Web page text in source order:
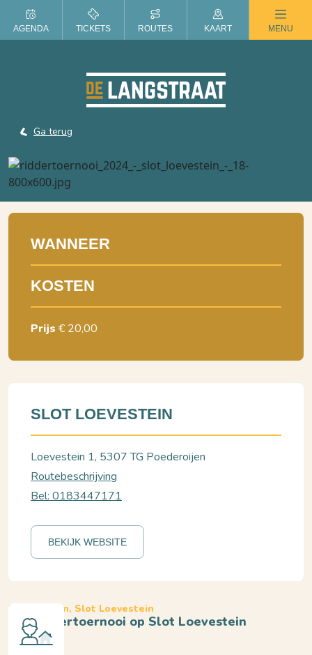
ZOMER IN DE LANGSTRAAT
Ga terug
Poederoijen, Slot Loevestein
Hét riddertoernooi op Slot Loevestein
WANNEER
KOSTEN
Prijs € 20,00
SLOT LOEVESTEIN
Loevestein 1, 5307 TG Poederoijen
Routebeschrijving
Bel: 0183447171
BEKIJK WEBSITE
AGENDA TICKETS ROUTES KAART MENU